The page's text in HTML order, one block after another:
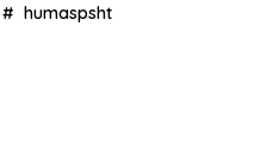
humaspsht